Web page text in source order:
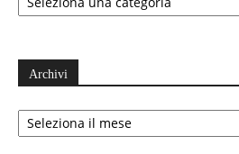
Archivi
Archivi